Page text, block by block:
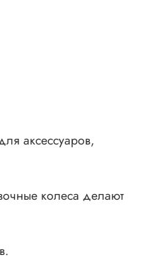
аксессуаров,
колеса делают